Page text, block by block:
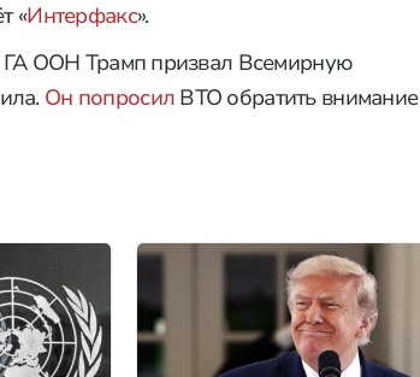
«Интерфакс».
ГА ООН Трамп призвал Всемирную
Он попросил ВТО обратить внимание